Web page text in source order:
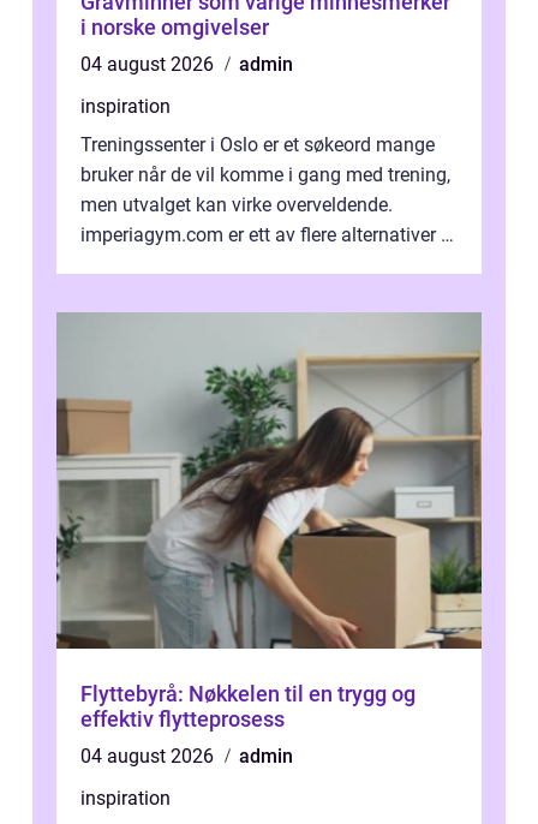
i norske omgivelser
04 august 2026
admin
inspiration
Treningssenter i Oslo er et søkeord mange
bruker når de vil komme i gang med trening,
men utvalget kan virke overveldende.
imperiagym.com er ett av flere alternativer i
Flyttebyrå: Nøkkelen til en trygg og
effektiv flytteprosess
04 august 2026
admin
inspiration